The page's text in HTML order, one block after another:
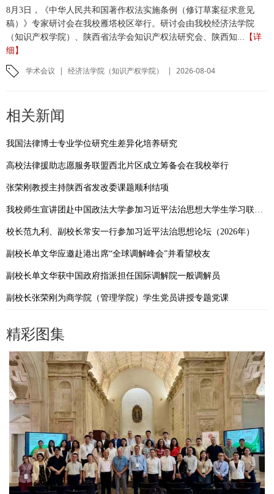
8月3日，《中华人民共和国著作权法实施条例（修订草案征求意见
稿）》专家研讨会在我校雁塔校区举行。研讨会由我校经济法学院
（知识产权学院）、陕西省法学会知识产权法研究会、陕西知... 【详
细】
学术会议 | 经济法学院（知识产权学院） | 2026-08-04
相关新闻
我国法律博士专业学位研究生差异化培养研究
高校法律援助志愿服务联盟西北片区成立筹备会在我校举行
张荣刚教授主持陕西省发改委课题顺利结项
我校师生宣讲团赴中国政法大学参加习近平法治思想大学生学习联盟“领航宣讲团”联合宣讲启动仪式暨交流分享会
校长范九利、副校长常安一行参加习近平法治思想论坛（2026年）
副校长单文华应邀赴港出席“全球调解峰会”并看望校友
副校长单文华获中国政府指派担任国际调解院一般调解员
副校长张荣刚为商学院（管理学院）学生党员讲授专题党课
精彩图集